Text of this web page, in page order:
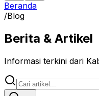
Beranda
/Blog
Berita & Artikel
Informasi terkini dari